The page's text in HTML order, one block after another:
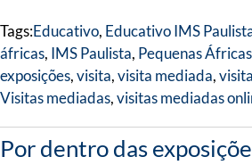
Tags:Educativo, Educativo IMS
áfricas, IMS Paulista, Pequenas Áfricas
exposições,visita,visita mediada,
Visitas mediadas,visitas mediadas
Por dentro das